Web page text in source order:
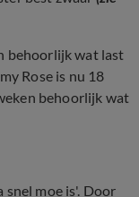
behoorlijk wat last
Rose is nu 18
behoorlijk wat
snel moe is'. Door